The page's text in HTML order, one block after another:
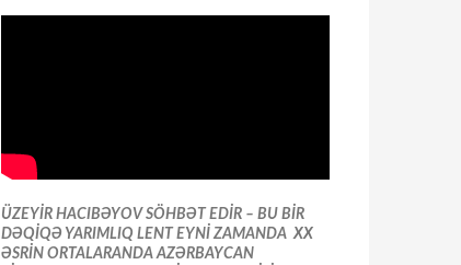
ÜZEYİR HACIBƏYOV SÖHBƏT EDİR – BU BİR
DƏQİQƏ YARIMLIQ LENT EYNİ ZAMANDA XX
ƏSRİN ORTALARANDA AZƏRBAYCAN